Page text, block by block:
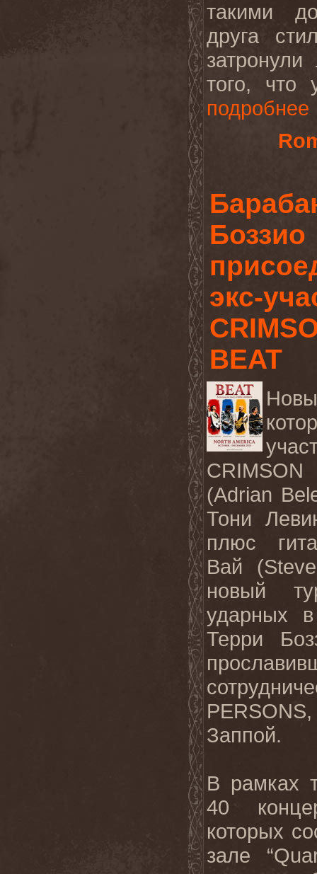
такими
друга
того, что
подробнее
Боззио
экс-
BEAT
(Adrian
Тони
плюс
Вай
новый
ударных
Терри
Заппой.
В рамках
40
которых
зале